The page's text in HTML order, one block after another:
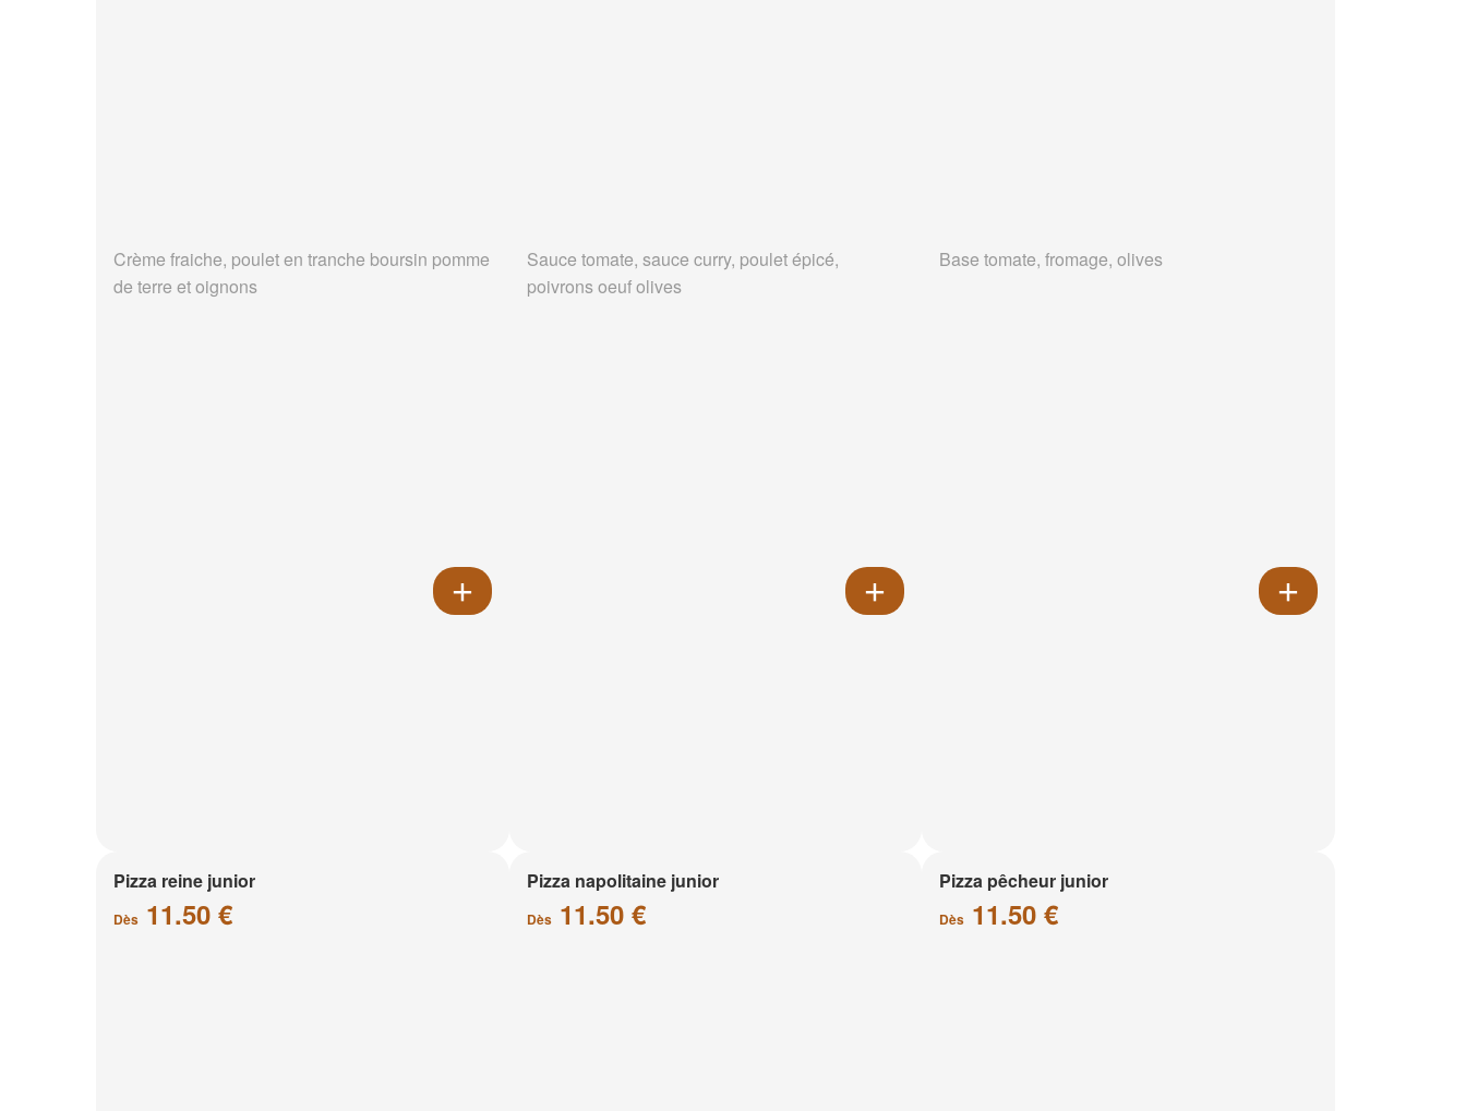
Crème fraiche, poulet en tranche boursin pomme
de terre et oignons
Sauce tomate, sauce curry, poulet épicé,
poivrons oeuf olives
Base tomate, fromage, olives
Pizza reine junior
Dès 11.50 €
Pizza napolitaine junior
Dès11.50 €
Pizza pêcheur junior
Dès 11.50 €